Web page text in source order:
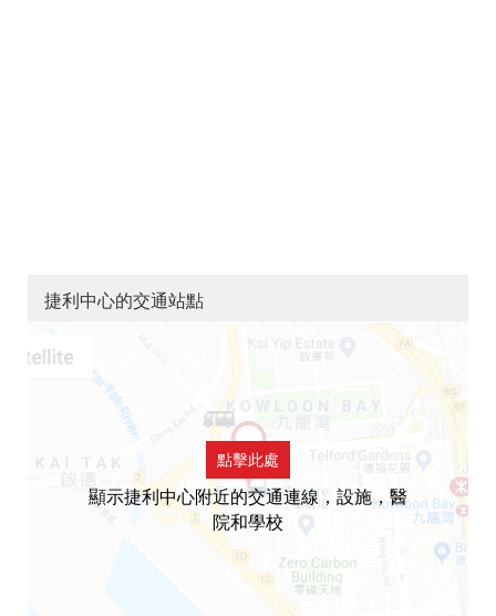
捷利中心的交通站點
點擊此處
顯示捷利中心附近的交通連線，設施，醫
院和學校